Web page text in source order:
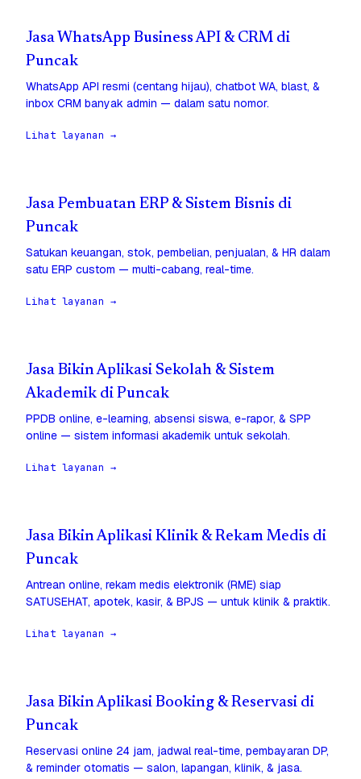
Jasa WhatsApp Business API & CRM di
Puncak
WhatsApp API resmi (centang hijau), chatbot WA, blast, &
inbox CRM banyak admin — dalam satu nomor.
Lihat layanan →
Jasa Pembuatan ERP & Sistem Bisnis di
Puncak
Satukan keuangan, stok, pembelian, penjualan, & HR dalam
satu ERP custom — multi-cabang, real-time.
Lihat layanan →
Jasa Bikin Aplikasi Sekolah & Sistem
Akademik di Puncak
PPDB online, e-learning, absensi siswa, e-rapor, & SPP
online — sistem informasi akademik untuk sekolah.
Lihat layanan →
Jasa Bikin Aplikasi Klinik & Rekam Medis di
Puncak
Antrean online, rekam medis elektronik (RME) siap
SATUSEHAT, apotek, kasir, & BPJS — untuk klinik & praktik.
Lihat layanan →
Jasa Bikin Aplikasi Booking & Reservasi di
Puncak
Reservasi online 24 jam, jadwal real-time, pembayaran DP,
& reminder otomatis — salon, lapangan, klinik, & jasa.